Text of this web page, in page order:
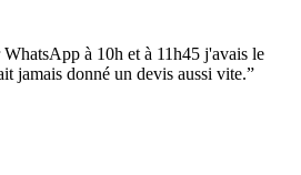
à 10h et à 11h45 j'avais le
jamais donné un devis aussi vite.”